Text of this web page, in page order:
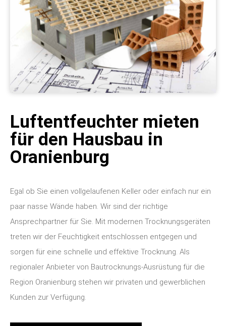
Luftentfeuchter mieten
für den Hausbau in
Oranienburg
Egal ob Sie einen vollgelaufenen Keller oder einfach nur ein
paar nasse Wände haben. Wir sind der richtige
Ansprechpartner für Sie. Mit modernen Trocknungsgeräten
treten wir der Feuchtigkeit entschlossen entgegen und
sorgen für eine schnelle und effektive Trocknung. Als
regionaler Anbieter von Bautrocknungs-Ausrüstung für die
Region Oranienburg stehen wir privaten und gewerblichen
Kunden zur Verfügung.